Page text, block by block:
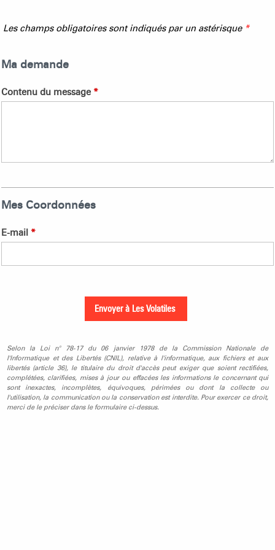
Les champs obligatoires sont indiqués par un astérisque *
Ma demande
Contenu du message *
Mes Coordonnées
E-mail *
Selon la Loi n° 78-17 du 06 janvier 1978 de la Commission Nationale de
l'Informatique et des Libertés (CNIL), relative à l'informatique, aux fichiers et aux
libertés (article 36), le titulaire du droit d'accès peut exiger que soient rectifiées,
complétées, clarifiées, mises à jour ou effacées les informations le concernant qui
sont inexactes, incomplètes, équivoques, périmées ou dont la collecte ou
l'utilisation, la communication ou la conservation est interdite. Pour exercer ce droit,
merci de le préciser dans le formulaire ci-dessus.